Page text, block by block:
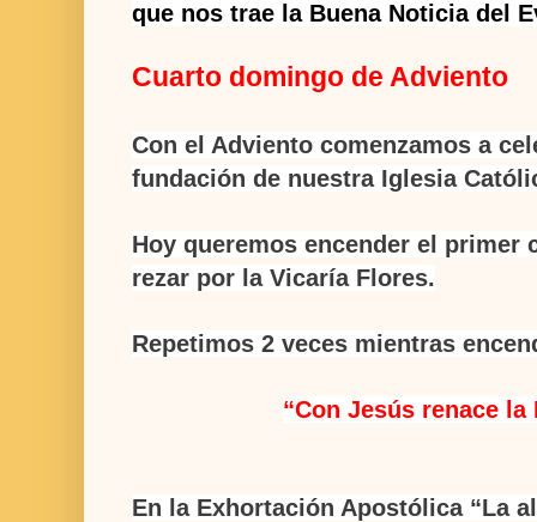
que nos trae la Buena Noticia del
Cuarto domingo de Adviento
Con el Adviento comenzamos a
fundación de nuestra Iglesia
Hoy queremos encender el primer
rezar por la Vicaría Flores.
Repetimos 2 veces mientras
“Con Jesús renace la
En la Exhortación Apostólica “La